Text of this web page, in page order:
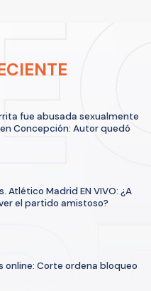
fue abusada sexualmente
Concepción: Autor quedó
Atlético Madrid EN VIVO: ¿A
el partido amistoso?
online: Corte ordena bloqueo